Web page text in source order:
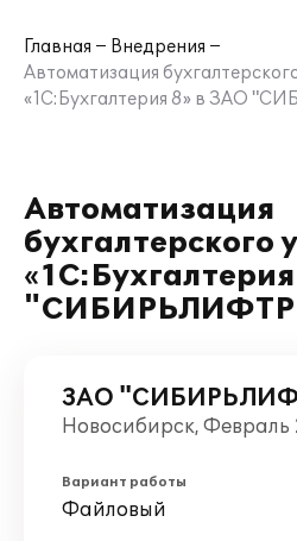
Главная
Внедрения
Автоматизация
«1С:Бухгалтерия 8» в ЗАО
Автоматизация
бухгалтерского
ЗАО
Новосибирск, Февраль
Вариант работы
Файловый